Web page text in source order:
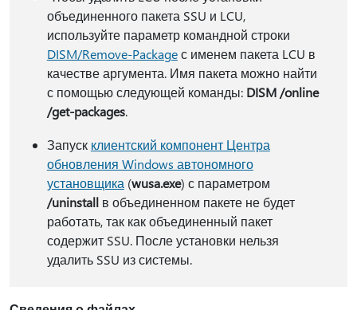
объединенного пакета SSU и LCU,
используйте параметр командной строки
DISM/Remove-Packageс именем пакета LCU в
качестве аргумента. Имя пакета можно найти
с помощью следующей команды: DISM /online
/get-packages.
Запуск клиентский компонент Центра
обновления Windows автономного
установщика (wusa.exe) с параметром
/uninstallв объединенном пакете не будет
работать, так как объединенный пакет
содержит SSU. После установки нельзя
удалить SSU из системы.